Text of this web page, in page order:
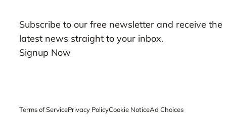
Subscribe to our free newsletter and receive the
latest news straight to your inbox.
Signup Now
Terms of ServicePrivacy PolicyCookie NoticeAd Choices